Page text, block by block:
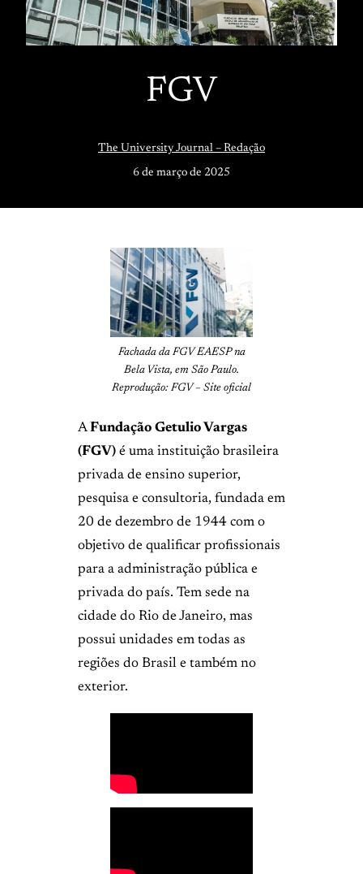
FGV
The University Journal – Redação
6 de março de 2025
Fachada da FGV EAESP na
Bela Vista, em São Paulo.
Reprodução: FGV – Site oficial
AFundação Getulio Vargas
(FGV) é uma instituição brasileira
privada de ensino superior,
pesquisa e consultoria, fundada em
20 de dezembro de 1944 com o
objetivo de qualificar profissionais
para a administração pública e
privada do país. Tem sede na
cidade do Rio de Janeiro, mas
possui unidades em todas as
regiões do Brasil e também no
exterior.